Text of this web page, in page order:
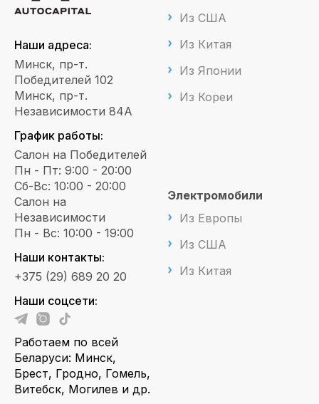
Наши адреса:
Минск, пр-т.
Победителей 102
Минск, пр-т.
Независимости 84А
График работы:
Салон на Победителей
Пн - Пт: 9:00 - 20:00
Сб-Вс: 10:00 - 20:00
Салон на
Независимости
Пн - Вс: 10:00 - 19:00
Наши контакты:
+375 (29) 689 20 20
Наши соцсети:
Работаем по всей
Беларуси: Минск,
Брест, Гродно, Гомель,
Витебск, Могилев и др.
Из США
Из Китая
Из Японии
Из Кореи
Электромобили
Из Европы
Из США
Из Китая